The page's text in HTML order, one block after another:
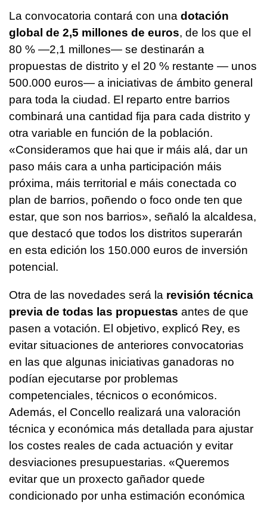
La convocatoria contará con una dotación
global de 2,5 millones de euros, de los que el
80 % —2,1 millones— se destinarán a
propuestas de distrito y el 20 % restante — unos
500.000 euros— a iniciativas de ámbito general
para toda la ciudad. El reparto entre barrios
combinará una cantidad fija para cada distrito y
otra variable en función de la población.
«Consideramos que hai que ir máis alá, dar un
paso máis cara a unha participación máis
próxima, máis territorial e máis conectada co
plan de barrios, poñendo o foco onde ten que
estar, que son nos barrios», señaló la alcaldesa,
que destacó que todos los distritos superarán
en esta edición los 150.000 euros de inversión
potencial.
Otra de las novedades será la revisión técnica
previa de todas las propuestas antes de que
pasen a votación. El objetivo, explicó Rey, es
evitar situaciones de anteriores convocatorias
en las que algunas iniciativas ganadoras no
podían ejecutarse por problemas
competenciales, técnicos o económicos.
Además, el Concello realizará una valoración
técnica y económica más detallada para ajustar
los costes reales de cada actuación y evitar
desviaciones presupuestarias. «Queremos
evitar que un proxecto gañador quede
condicionado por unha estimación económica